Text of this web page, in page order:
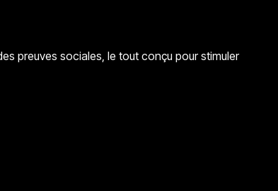
preuves sociales, le tout conçu pour stimuler